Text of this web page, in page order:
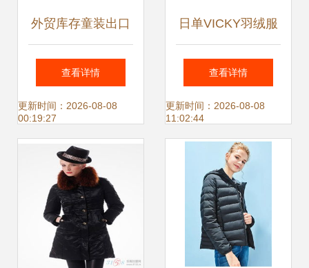
外贸库存童装出口
欧美原单GEOX原
单男童羽绒服_二
手设备转让_世界
工厂网中国产品信
息库
查看详情
更新时间：2026-08-08
00:19:27
日单VICKY羽绒服
价格与厂家信息全
解析
查看详情
更新时间：2026-08-08
11:02:44